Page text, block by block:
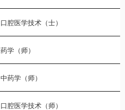
口腔医学技术（士）
药学（师）
中药学（师）
口腔医学技术（师）